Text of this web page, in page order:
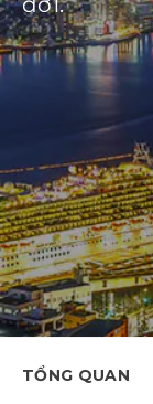
TỔNG QUAN